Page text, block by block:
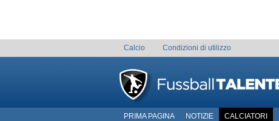
Calcio Condizioni di utilizzo
PRIMA PAGINA NOTIZIE CALCIATORI